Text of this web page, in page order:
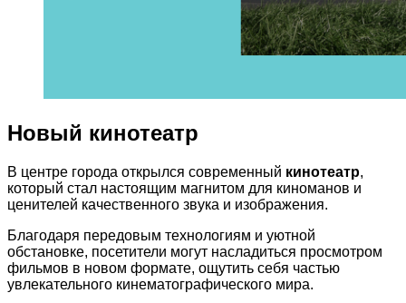
Новый кинотеатр
В центре города открылся современный кинотеатр,
который стал настоящим магнитом для киноманов и
ценителей качественного звука и изображения.
Благодаря передовым технологиям и уютной
обстановке, посетители могут насладиться просмотром
фильмов в новом формате, ощутить себя частью
увлекательного кинематографического мира.